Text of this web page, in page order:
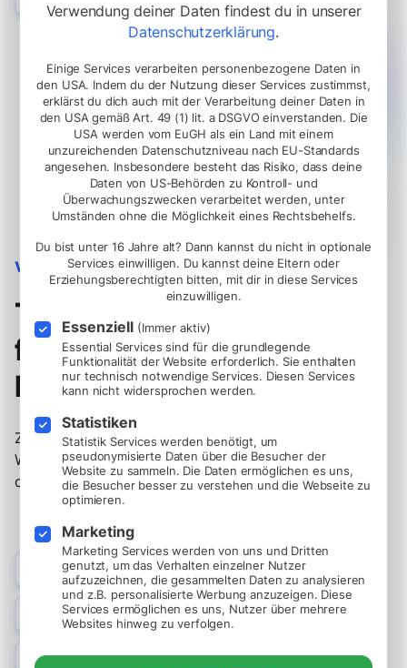
Antizipiere Veränderungen und handle proaktiv.
VERTRAUEN
Transparente Ergebnisse
für gestärkte
Kundenbeziehungen.
Zeige deinen Kunden klare Zahlen. Untermauere den
Wert deiner Dienstleistungen, stärke das Vertrauen und
demonstriere den direkten Einfluss deiner Arbeit.
Klar Leistungsnachweise
Quantifiziere den Einfluss deiner Dienstleistungen.
Ergebnistransparenz
Biete eine klare Sicht auf den ROI jeder Maßnahme.
Vertrauensaufbau
Verwendung deiner Daten findest du in unserer
Datenschutzerklärung.
Einige Services verarbeiten personenbezogene Daten in
den USA. Indem du der Nutzung dieser Services zustimmst,
erklärst du dich auch mit der Verarbeitung deiner Daten in
den USA gemäß Art. 49 (1) lit. a DSGVO einverstanden. Die
USA werden vom EuGH als ein Land mit einem
unzureichenden Datenschutzniveau nach EU-Standards
angesehen. Insbesondere besteht das Risiko, dass deine
Daten von US-Behörden zu Kontroll- und
Überwachungszwecken verarbeitet werden, unter
Umständen ohne die Möglichkeit eines Rechtsbehelfs.
Du bist unter 16 Jahre alt? Dann kannst du nicht in optionale
Services einwilligen. Du kannst deine Eltern oder
Erziehungsberechtigten bitten, mit dir in diese Services
einzuwilligen.
Essenziell (Immer aktiv)
Essential Services sind für die grundlegende
Funktionalität der Website erforderlich. Sie enthalten
nur technisch notwendige Services. Diesen Services
kann nicht widersprochen werden.
Statistiken
Statistik Services werden benötigt, um
pseudonymisierte Daten über die Besucher der
Website zu sammeln. Die Daten ermöglichen es uns,
die Besucher besser zu verstehen und die Webseite zu
optimieren.
Marketing
Marketing Services werden von uns und Dritten
genutzt, um das Verhalten einzelner Nutzer
aufzuzeichnen, die gesammelten Daten zu analysieren
und z.B. personalisierte Werbung anzuzeigen. Diese
Services ermöglichen es uns, Nutzer über mehrere
Websites hinweg zu verfolgen.